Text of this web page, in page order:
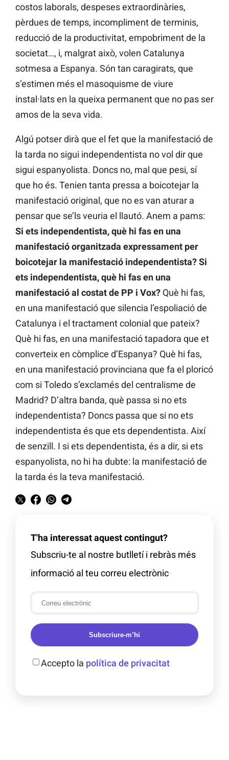
costos laborals, despeses extraordinàries,
pèrdues de temps, incompliment de terminis,
reducció de la productivitat, empobriment de la
societat…, i, malgrat això, volen Catalunya
sotmesa a Espanya. Són tan caragirats, que
s’estimen més el masoquisme de viure
instal·lats en la queixa permanent que no pas ser
amos de la seva vida.
Algú potser dirà que el fet que la manifestació de
la tarda no sigui independentista no vol dir que
sigui espanyolista. Doncs no, mal que pesi, sí
que ho és. Tenien tanta pressa a boicotejar la
manifestació original, que no es van aturar a
pensar que se’ls veuria el llautó. Anem a pams:
Si ets independentista, què hi fas en una
manifestació organitzada expressament per
boicotejar la manifestació independentista? Si
ets independentista, què hi fas en una
manifestació al costat de PP i Vox? Què hi fas,
en una manifestació que silencia l’espoliació de
Catalunya i el tractament colonial que pateix?
Què hi fas, en una manifestació tapadora que et
converteix en còmplice d’Espanya? Què hi fas,
en una manifestació provinciana que fa el ploricó
com si Toledo s’exclamés del centralisme de
Madrid? D’altra banda, què passa si no ets
independentista? Doncs passa que si no ets
independentista és que ets dependentista. Així
de senzill. I si ets dependentista, és a dir, si ets
espanyolista, no hi ha dubte: la manifestació de
la tarda és la teva manifestació.
T'ha interessat aquest contingut?
Subscriu-te al nostre butlletí i rebràs més
informació al teu correu electrònic
Subscriure-m’hi
Accepto la política de privacitat